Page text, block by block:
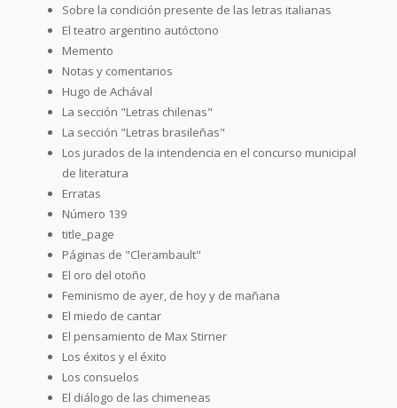
Sobre la condición presente de las letras italianas
El teatro argentino autóctono
Memento
Notas y comentarios
Hugo de Achával
La sección "Letras chilenas"
La sección "Letras brasileñas"
Los jurados de la intendencia en el concurso municipal
de literatura
Erratas
Número 139
title_page
Páginas de "Clerambault"
El oro del otoño
Feminismo de ayer, de hoy y de mañana
El miedo de cantar
El pensamiento de Max Stirner
Los éxitos y el éxito
Los consuelos
El diálogo de las chimeneas